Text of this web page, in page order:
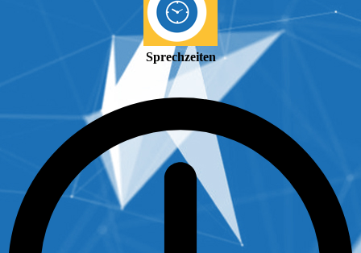
Sprechzeiten